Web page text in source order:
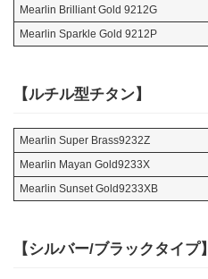
Mearlin Brilliant Gold 9212G
Mearlin Sparkle Gold 9212P
【ルチル型チタン】
Mearlin Super Brass9232Z
Mearlin Mayan Gold9233X
Mearlin Sunset Gold9233XB
【シルバー/ブラックタイプ】